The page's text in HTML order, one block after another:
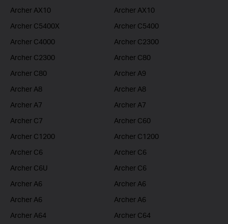
Archer AX10
Archer AX10
Archer C5400X
Archer C5400
Archer C4000
Archer C2300
Archer C2300
Archer C80
Archer C80
Archer A9
Archer A8
Archer A8
Archer A7
Archer A7
Archer C7
Archer C60
Archer C1200
Archer C1200
Archer C6
Archer C6
Archer C6U
Archer C6
Archer A6
Archer A6
Archer A6
Archer A6
Archer A64
Archer C64